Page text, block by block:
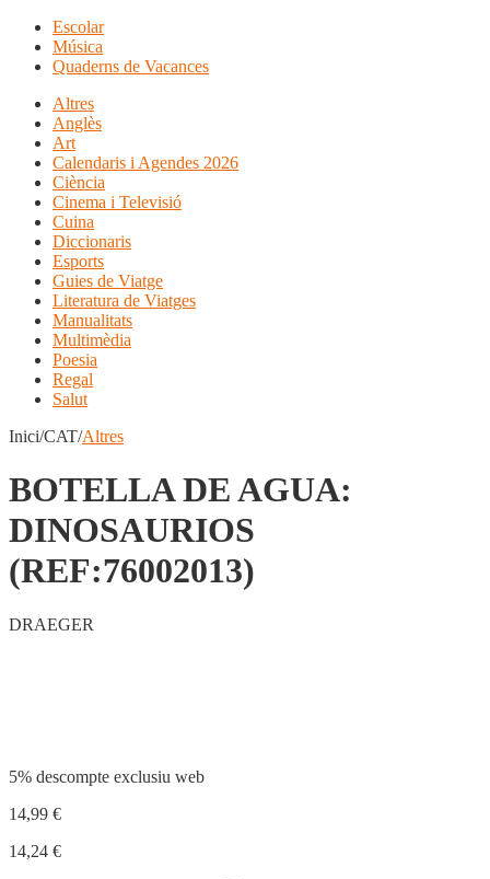
Escolar
Música
Quaderns de Vacances
Altres
Anglès
Art
Calendaris i Agendes 2026
Ciència
Cinema i Televisió
Cuina
Diccionaris
Esports
Guies de Viatge
Literatura de Viatges
Manualitats
Multimèdia
Poesia
Regal
Salut
Inici/CAT/Altres
BOTELLA DE AGUA:
DINOSAURIOS
(REF:76002013)
DRAEGER
5% descompte exclusiu web
14,99 €
14,24 €